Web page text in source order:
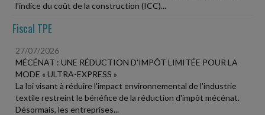
l'indice du coût de la construction (ICC)...
Fiscal TPE
27/07/2026
MÉCÉNAT : UNE RÉDUCTION D'IMPÔT LIMITÉE POUR LA
MODE « ULTRA-EXPRESS »
La loi visant à réduire l'impact environnemental de l'industrie
textile restreint le bénéfice de la réduction d'impôt mécénat.
Désormais, les entreprises...